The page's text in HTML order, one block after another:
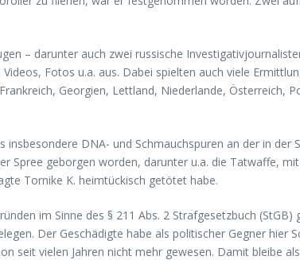
– darunter auch zwei russische
Fotos u.a. aus. Dabei spielten auch viele
Georgien, Lettland, Niederlande, Österreich,
DNA- und Schmauchspuren an der in
Spree geborgen worden, darunter u.a. die Tatwaffe,
Tornike K. heimtückisch getötet habe.
im Sinne des § 211 Abs. 2 Strafgesetzbuch
Der Geschädigte habe als politischer Gegner
seit vielen Jahren nicht mehr gewesen. Damit bleibe